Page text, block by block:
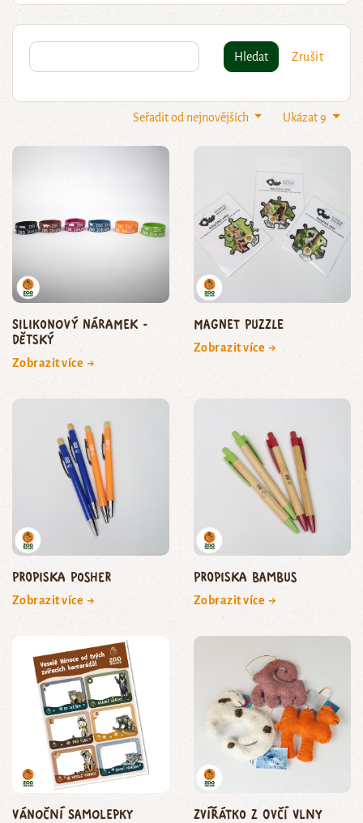
Hledat Zrušit
Ukázat 9
Seřadit od nejnovějších
Silikonový náramek -
dětský
Zobrazit více →
Magnet puzzle
Zobrazit více →
Propiska Posher
Zobrazit více →
Propiska bambus
Zobrazit více →
Vánoční samolepky zvířátko z ovčí vlny